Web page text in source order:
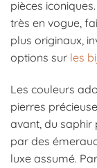
pièces
très en vogue,
plus originaux,
options sur les
Les couleurs
pierres
avant, du
par des
luxe assumé.